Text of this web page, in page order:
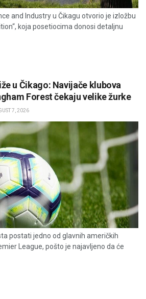
and Industry u Čikagu otvorio je izložbu
koja posetiocima donosi detaljnu
u Čikago: Navijače klubova
Forest čekaju velike žurke
7, 2026
postati jedno od glavnih američkih
League, pošto je najavljeno da će